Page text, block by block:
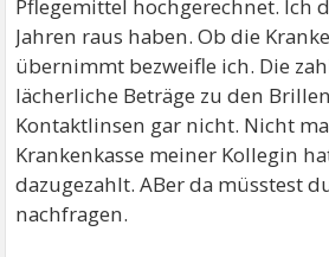
Pflegemittel hochgerechnet. Ich
Jahren raus haben. Ob die
übernimmt bezweifle ich. Die
lächerliche Beträge zu den
Kontaktlinsen gar nicht. Nicht
Krankenkasse meiner Kollegin
dazugezahlt. ABer da müsstest
nachfragen.